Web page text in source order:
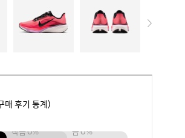
매 후기 통계)
작음0% 큼0%